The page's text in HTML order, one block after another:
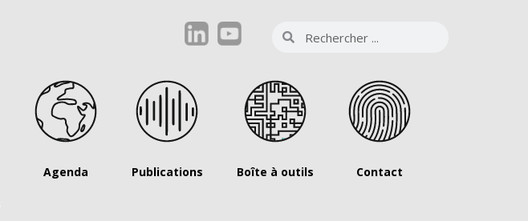
Agenda Publications Boîte à outils Contact